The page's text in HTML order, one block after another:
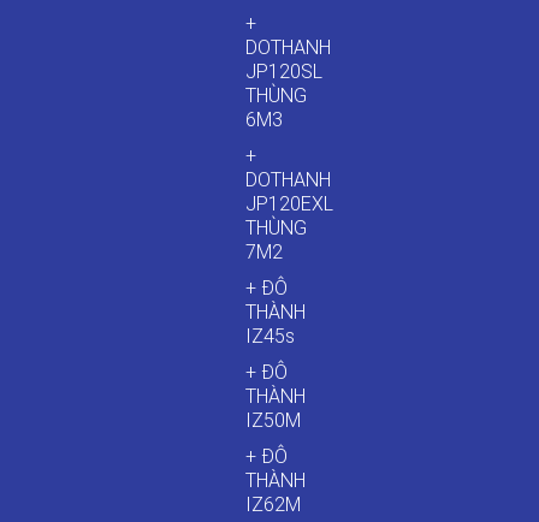
+
DOTHANH
JP120SL
THÙNG
6M3
+
DOTHANH
JP120EXL
THÙNG
7M2
+ ĐÔ
THÀNH
IZ45s
+ ĐÔ
THÀNH
IZ50M
+ ĐÔ
THÀNH
IZ62M